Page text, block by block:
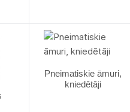
Pneimatiskie āmuri,
kniedētāji